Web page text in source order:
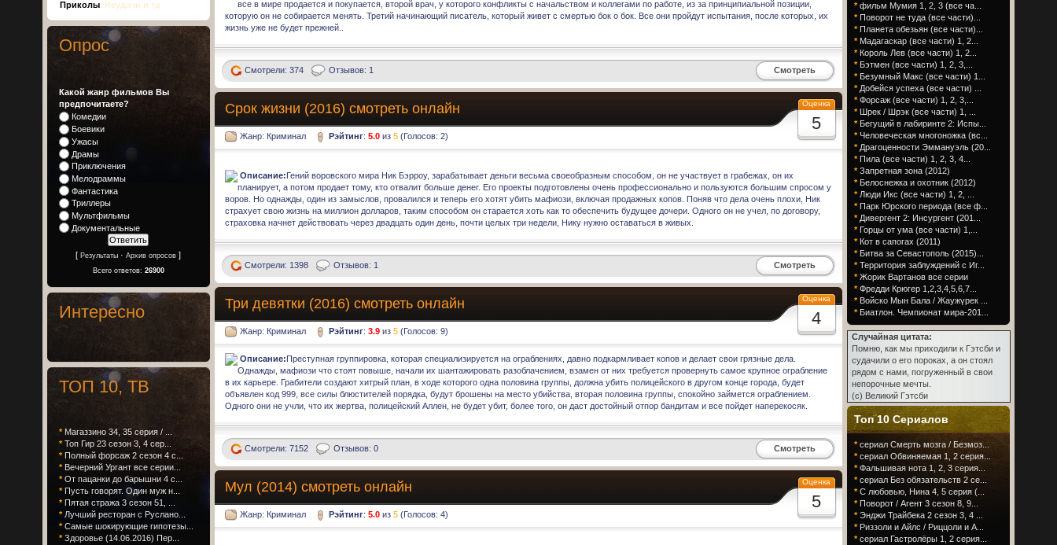
все в мире продается и покупается, второй врач, у которого конфликты с начальством и коллегами по работе, из за принципиальной позиции,
которую он не собирается менять. Третий начинающий писатель, который живет с смертью бок о бок. Все они пройдут испытания, после которых, их
жизнь уже не будет прежней..
Смотреть
Смотрели: 374 Отзывов: 1
Срок жизни (2016) смотреть онлайн
Жанр: Криминал Рэйтинг: 5.0из 5(Голосов: 2)
Оценка
5
Описание:Гений воровского мира Ник Бэрроу, зарабатывает деньги весьма своеобразным способом, он не участвует в грабежах, он их
планирует, а потом продает тому, кто отвалит больше денег. Его проекты подготовлены очень профессионально и пользуются большим спросом у
воров. Но однажды, один из замыслов, провалился и теперь его хотят убить мафиози, включая продажных копов. Поняв что дела очень плохи, Ник
страхует свою жизнь на миллион долларов, таким способом он старается хоть как то обеспечить будущее дочери. Одного он не учел, по договору,
страховка начнет действовать через двадцать один день, почти целых три недели, Нику нужно оставаться в живых.
Смотреть
Смотрели: 1398 Отзывов: 1
Три девятки (2016) смотреть онлайн
Жанр: Криминал Рэйтинг: 3.9из 5(Голосов: 9)
Оценка
4
Описание:Преступная группировка, которая специализируется на ограблениях, давно подкармливает копов и делает свои грязные дела.
Однажды, мафиози что стоят повыше, начали их шантажировать разоблачением, взамен от них требуется провернуть самое крупное ограбление
в их карьере. Грабители создают хитрый план, в ходе которого одна половина группы, должна убить полицейского в другом конце города, будет
объявлен код 999, все силы блюстителей порядка, будут брошены на место убийства, вторая половина группы, спокойно займется ограблением.
Одного они не учли, что их жертва, полицейский Аллен, не будет убит, более того, он даст достойный отпор бандитам и все пойдет наперекосяк.
Смотреть
Смотрели: 7152 Отзывов: 0
Мул (2014) смотреть онлайн
Жанр: Криминал Рэйтинг: 5.0из 5(Голосов: 4)
Оценка
5
* фильм Мумия 1, 2, 3 (все ча...
* Поворот не туда (все части)...
* Планета обезьян (все части)...
* Мадагаскар (все части) 1, 2...
* Король Лев (все части) 1, 2...
* Бэтмен (все части) 1, 2, 3,...
* Безумный Макс (все части) 1...
* Добейся успеха (все части) ...
* Форсаж (все части) 1, 2, 3,...
* Шрек / Шрэк (все части) 1, ...
* Бегущий в лабиринте 2: Испы...
* Человеческая многоножка (вс...
* Драгоценности Эммануэль (20...
* Пила (все части) 1, 2, 3, 4...
* Запретная зона (2012)
* Белоснежка и охотник (2012)
* Люди Икс (все части) 1, 2, ...
* Парк Юрского периода (все ф...
* Дивергент 2: Инсургент (201...
* Горцы от ума (все части) 1,...
* Кот в сапогах (2011)
* Битва за Севастополь (2015)...
* Территория заблуждений с Иг...
* Жорик Вартанов все серии
* Фредди Крюгер 1,2,3,4,5,6,7...
* Войско Мын Бала / Жаужүрек ...
* Биатлон. Чемпионат мира-201...
Случайная цитата:
Помню, как мы приходили к Гэтсби и
судачили о его пороках, а он стоял
рядом с нами, погруженный в свои
непорочные мечты.
(c) Великий Гэтсби
Топ 10 Сериалов
* сериал Смерть мозга / Безмоз...
* сериал Обвиняемая 1, 2 серия...
* Фальшивая нота 1, 2, 3 серия...
* сериал Без обязательств 2 се...
* С любовью, Нина 4, 5 серия (...
* Поворот / Агент 3 сезон 8, 9...
* Энджи Трайбека 2 сезон 3, 4 ...
* Риззоли и Айлс / Риццоли и А...
* сериал Гастролёры 1, 2 серия...
Приколы, Неудачи и тд
Опрос
Какой жанр фильмов Вы
предпочитаете?
Комедии
Боевики
Ужасы
Драмы
Приключения
Мелодраммы
Фантастика
Триллеры
Мультфильмы
Документальные
[Результаты ·Архив опросов ]
Всего ответов: 26900
Интересно
ТОП 10, ТВ
* Магаззино 34, 35 серия / ...
* Топ Гир 23 сезон 3, 4 сер...
* Полный форсаж 2 сезон 4 с...
* Вечерний Ургант все серии...
* От пацанки до барышни 4 с...
* Пусть говорят. Один муж н...
* Пятая стража 3 сезон 51, ...
* Лучший ресторан с Руслано...
* Самые шокирующие гипотезы...
* Здоровье (14.06.2016) Пер...